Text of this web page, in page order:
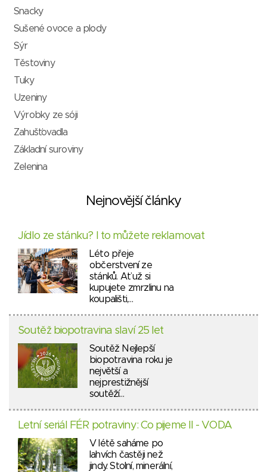
Snacky
Sušené ovoce a plody
Sýr
Těstoviny
Tuky
Uzeniny
Výrobky ze sóji
Zahušťovadla
Základní suroviny
Zelenina
Nejnovější články
Jídlo ze stánku? I to můžete reklamovat
Léto přeje
občerstvení ze
stánků. Ať už si
kupujete zmrzlinu na
koupališti,…
Soutěž biopotravina slaví 25 let
Soutěž Nejlepší
biopotravina roku je
největší a
nejprestižnější
soutěží…
Letní seriál FÉR potraviny: Co pijeme II - VODA
V létě saháme po
lahvích častěji než
jindy. Stolní, minerální,